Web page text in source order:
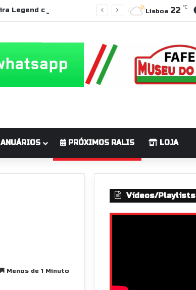
Lisboa 22 ℃
ANUÁRIOS PRÓXIMOS RALIS LOJA
Menos de 1 Minuto
Vídeos/Playlists